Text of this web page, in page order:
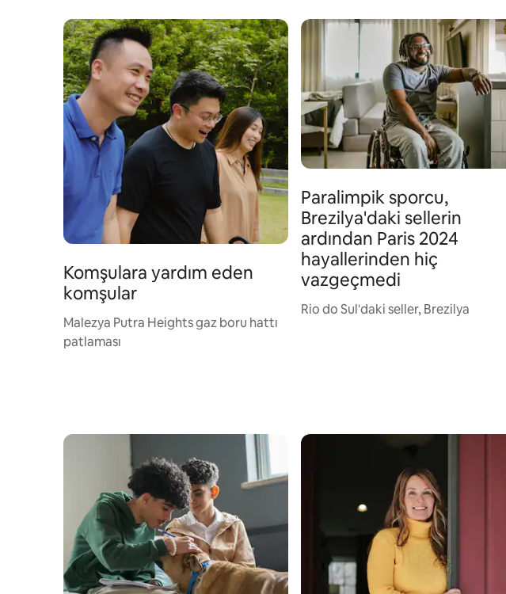
Komşulara yardım eden
komşular
Malezya Putra Heights gaz boru hattı
patlaması
Paralimpik sporcu,
Brezilya'daki sellerin
ardından Paris 2024
hayallerinden hiç
vazgeçmedi
Rio do Sul'daki seller, Brezilya